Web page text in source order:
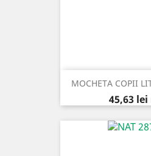
MOCHETA COPII
Pret
45,63 lei